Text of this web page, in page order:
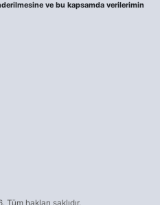
ve bu kapsamda verilerimin